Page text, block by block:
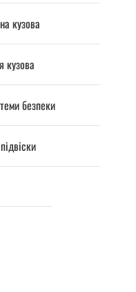
кузова
кузова
безпеки